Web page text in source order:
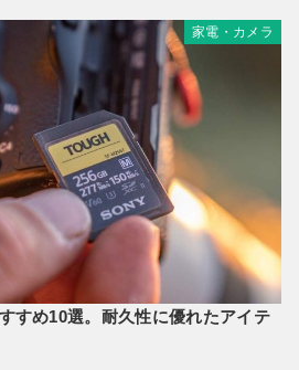
家電・カメラ
すめ10選。耐久性に優れたアイテ